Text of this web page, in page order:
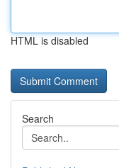
HTML is disabled
Search